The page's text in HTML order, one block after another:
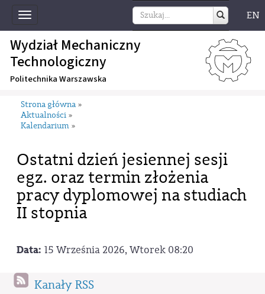
Toggle
navigation
EN
Wydział Mechaniczny
Technologiczny
Politechnika Warszawska
Strona główna »
Aktualności »
Kalendarium »
Ostatni dzień jesiennej sesji
egz. oraz termin złożenia
pracy dyplomowej na studiach
II stopnia
Data: 15 Września 2026, Wtorek 08:20
Kanały RSS